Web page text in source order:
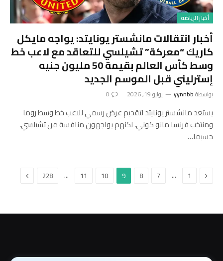
أخبار الرياضة
أخبار انتقالات مانشستر يونايتد: يواجه مايكل
كاريك “معركة” تشيلسي للتعاقد مع لاعب خط
وسط كأس العالم بقيمة 50 مليون جنيه
إسترليني قبل الموسم الجديد
بواسطةyynnbb يوليو 19, 2026 0
يستعد مانشستر يونايتد لتقديم عرض رسمي للاعب خط وسط روما
ومنتخب فرنسا مانو كوني، لكنهم يواجهون منافسة من تشيلسي،
حسبما…
السابق
1
…
7
8
9
10
11
…
228 التالي